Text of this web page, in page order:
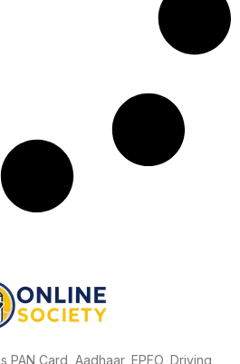
Card, Aadhaar, EPFO, Driving